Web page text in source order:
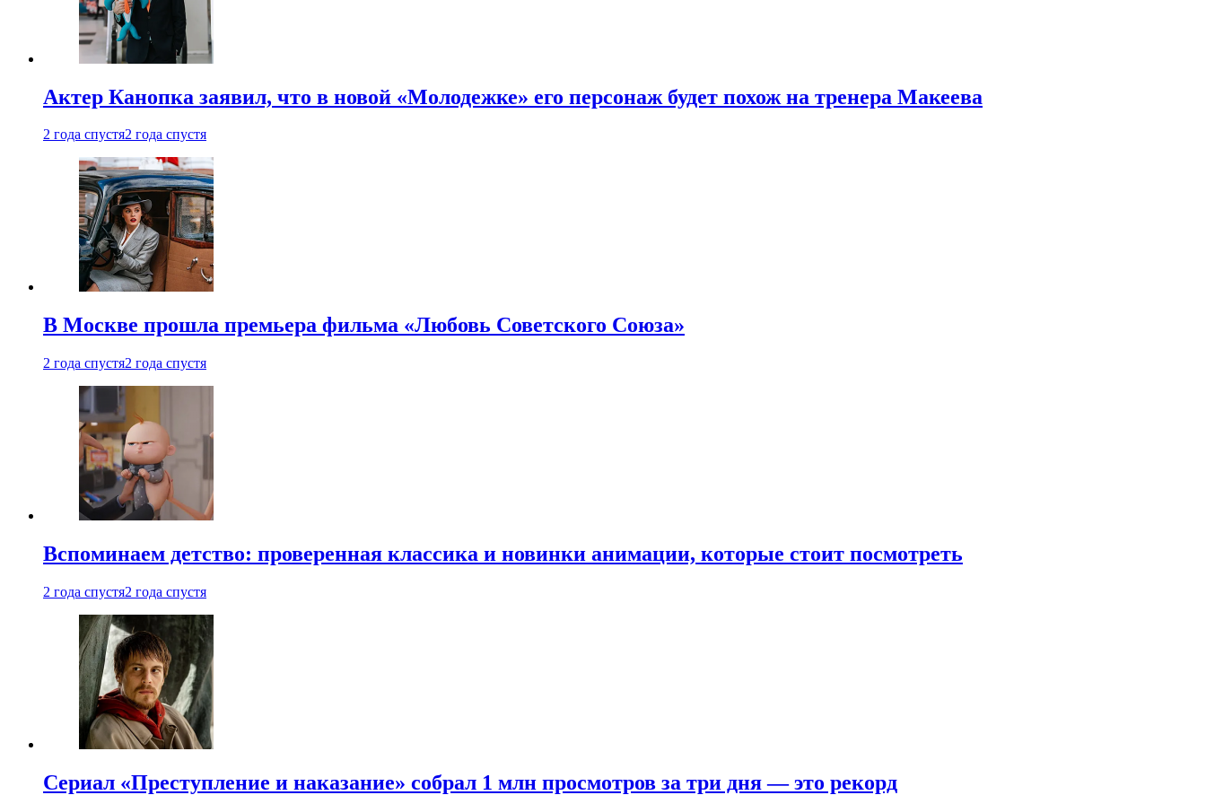
Актер Канопка заявил, что в новой «Молодежке» его персонаж будет похож на тренера Макеева
2 года спустя2 года спустя
В Москве прошла премьера фильма «Любовь Советского Союза»
2 года спустя2 года спустя
Вспоминаем детство: проверенная классика и новинки анимации, которые стоит посмотреть
2 года спустя2 года спустя
Сериал «Преступление и наказание» собрал 1 млн просмотров за три дня — это рекорд